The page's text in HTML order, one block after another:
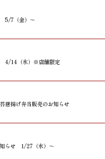
5/7（金）～
4/14（水）※店舗限定
揚げ弁当販売のお知らせ
らせ 1/27（水）～